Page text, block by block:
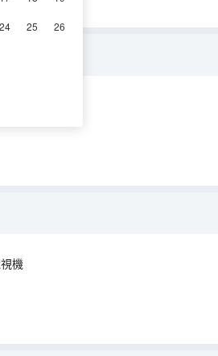
24 25 26
機